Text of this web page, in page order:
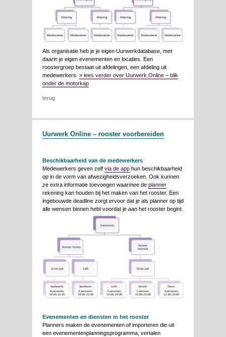
Als organisatie heb je je eigen Uurwerkdatabase, met
daarin je eigen evenementen en locaties. Een
roostergroep bestaat uit afdelingen, een afdeling uit
medewerkers. » lees verder over Uurwerk Online – blik
onder de motorkap
terug
Uurwerk Online – rooster voorbereiden
Beschikbaarheid van de medewerkers
Medewerkers geven zelf via de app hun beschikbaarheid
op in de vorm van afwezigheidsverzoeken. Ook kunnen
ze extra informatie toevoegen waarmee de planner
rekening kan houden bij het maken van het rooster. Een
ingebouwde deadline zorgt ervoor dat je als planner op tijd
alle wensen binnen hebt voordat je aan het rooster begint.
Evenementen en diensten in het rooster
Planners maken de evenementen of importeren die uit
een evenementenplanningsprogramma, vertalen